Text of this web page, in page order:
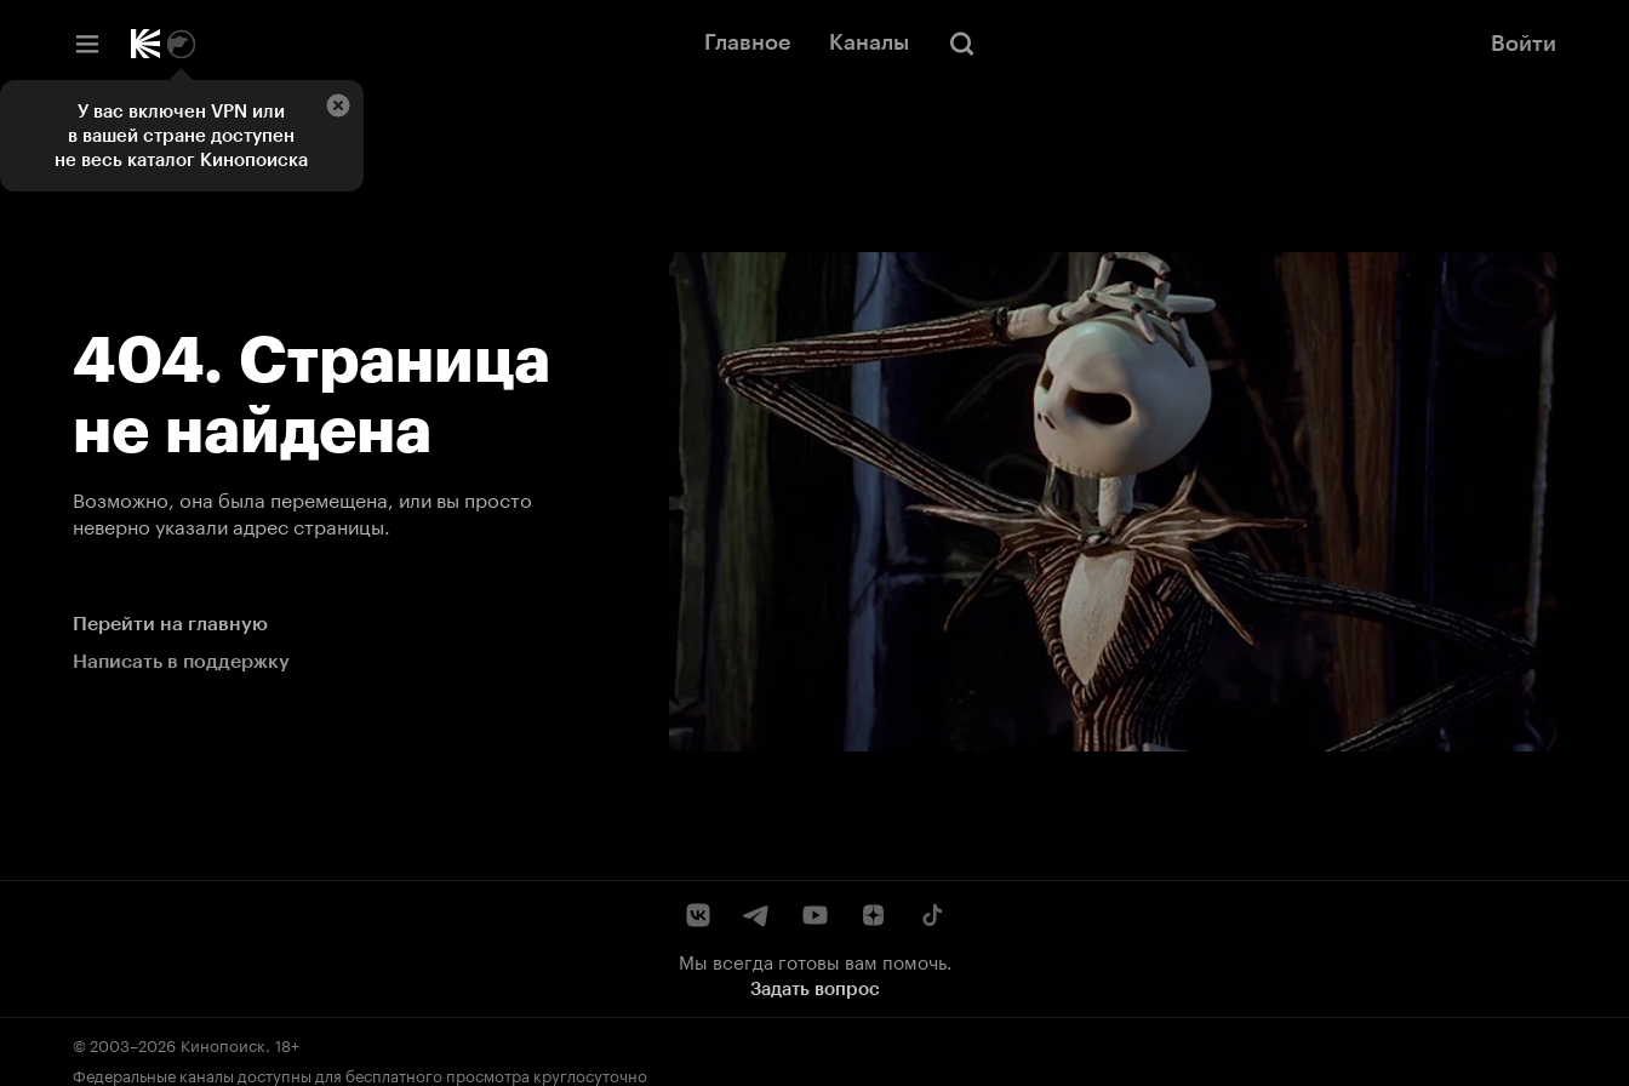
Главное Каналы Войти
404. Страница
не найдена
Возможно, она была перемещена, или вы просто
неверно указали адрес страницы.
Перейти на главную
Написать в поддержку
Мы всегда готовы вам помочь.
Задать вопрос
© 2003–2026 Кинопоиск. 18+
Федеральные каналы доступны для бесплатного просмотра круглосуточно
У вас включен VPN или
в вашей стране доступен
не весь каталог Кинопоиска